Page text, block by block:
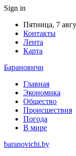
Sign in
Пятница, 7
Контакты
Лента
Карта
Барановичи
Главная
Экономика
Общество
Происшествия
Погода
В мире
baranovichi.by